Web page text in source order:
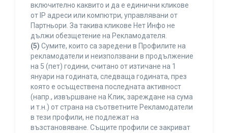
включително каквито и да е единични кликове
от IP адреси или компютри, управлявани от
Партньори. За такива кликове Нет Инфо не
дължи обезщетение на Рекламодателя.
(5) Сумите, които са заредени в Профилите на
рекламодатели и неизползвани в продължение
на 5 (пет) години, считано от изтичане на 1
януари на годината, следваща годината, през
която е осъществена последната активност
(напр., извършване на Клик, зареждане на сума
и т.н.) от страна на съответните Рекламодатели
в тези профили, не подлежат на
възстановяване. Същите профили се закриват